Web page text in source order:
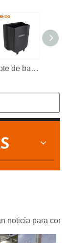
Bote de basura plegable
noticia para